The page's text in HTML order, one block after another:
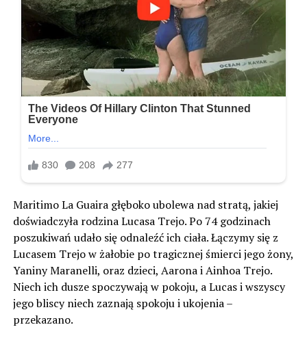
Maritimo La Guaira głęboko ubolewa nad stratą, jakiej
doświadczyła rodzina Lucasa Trejo. Po 74 godzinach
poszukiwań udało się odnaleźć ich ciała. Łączymy się z
Lucasem Trejo w żałobie po tragicznej śmierci jego żony,
Yaniny Maranelli, oraz dzieci, Aarona i Ainhoa Trejo.
Niech ich dusze spoczywają w pokoju, a Lucas i wszyscy
jego bliscy niech zaznają spokoju i ukojenia –
przekazano.